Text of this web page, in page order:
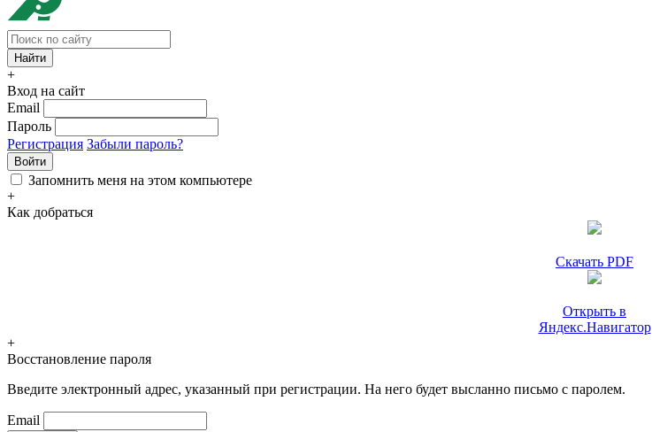
+
Вход на сайт
Email
Пароль
Регистрация Забыли пароль?
Войти
Запомнить меня на этом компьютере
+
Как добраться
Скачать PDF
Открыть в
Яндекс.Навигатор
+
Восстановление пароля
Введите электронный адрес, указанный при регистрации. На него будет высланно письмо с паролем.
Email